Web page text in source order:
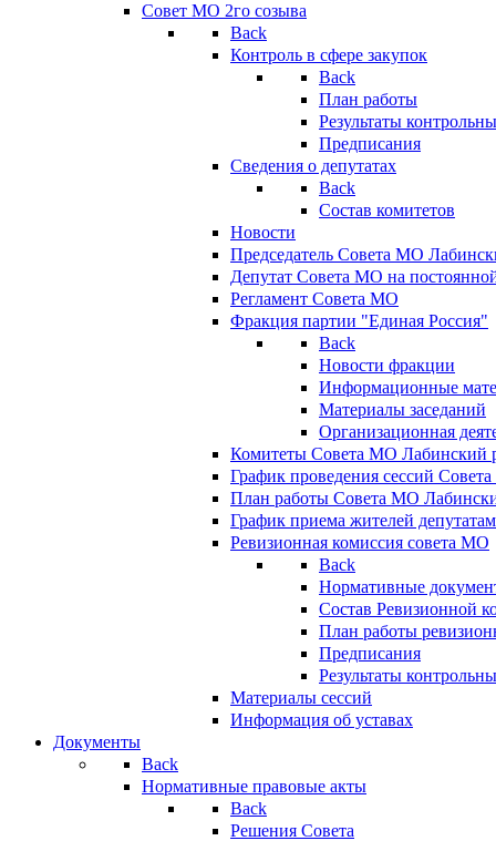
Совет МО 2го созыва
Back
Контроль в сфере закупок
Back
План работы
Результаты
Предписания
Сведения о депутатах
Back
Состав комитетов
Новости
Председатель Совета МО
Депутат Совета МО на
Регламент Совета МО
Фракция партии "Единая Россия"
Back
Новости фракции
Информационные
Материалы заседаний
Организационная
Комитеты Совета МО Лабинский
График проведения сессий
План работы Совета МО
График приема жителей
Ревизионная комиссия совета МО
Back
Нормативные
Состав Ревизионной
План работы
Предписания
Результаты
Материалы сессий
Информация об уставах
Документы
Back
Нормативные правовые акты
Back
Решения Совета